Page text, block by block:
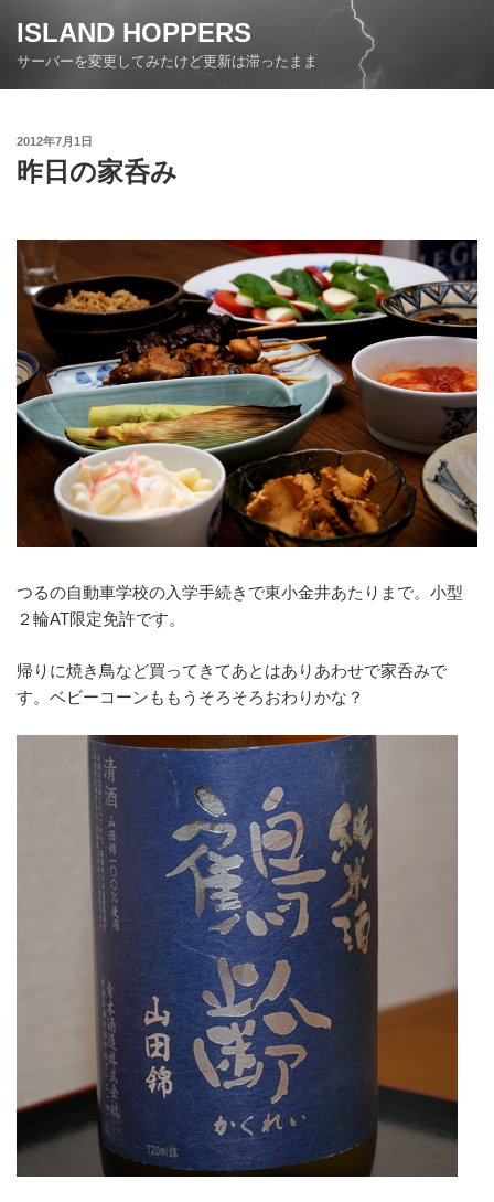
ン
ISLAND HOPPERS
サーバーを変更してみたけど更新は滞ったまま
投
稿
日:
2012年7月1日
昨日の家呑み
つるの自動車学校の入学手続きで東小金井あたりまで。小型
２輪AT限定免許です。
帰りに焼き鳥など買ってきてあとはありあわせで家呑みで
す。ベビーコーンももうそろそろおわりかな？